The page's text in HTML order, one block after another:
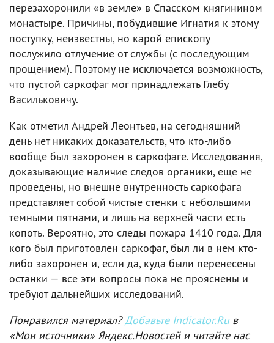
перезахоронили «в земле» в Спасском княгинином
монастыре. Причины, побудившие Игнатия к этому
поступку, неизвестны, но карой епископу
послужило отлучение от службы (с последующим
прощением). Поэтому не исключается возможность,
что пустой саркофаг мог принадлежать Глебу
Васильковичу.
Как отметил Андрей Леонтьев, на сегодняшний
день нет никаких доказательств, что кто-либо
вообще был захоронен в саркофаге. Исследования,
доказывающие наличие следов органики, еще не
проведены, но внешне внутренность саркофага
представляет собой чистые стенки с небольшими
темными пятнами, и лишь на верхней части есть
копоть. Вероятно, это следы пожара 1410 года. Для
кого был приготовлен саркофаг, был ли в нем кто-
либо захоронен и, если да, куда были перенесены
останки — все эти вопросы пока не прояснены и
требуют дальнейших исследований.
Понравился материал?Добавьте Indicator.Ruв
«Мои источники» Яндекс.Новостей и читайте нас